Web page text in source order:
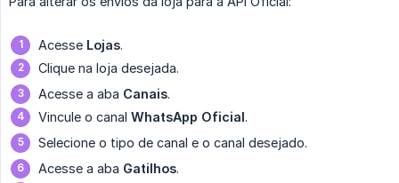
Acesse Lojas.
Clique na loja desejada.
Acesse a aba Canais.
Vincule o canal WhatsApp Oficial.
Selecione o tipo de canal e o canal desejado.
Acesse a aba Gatilhos.